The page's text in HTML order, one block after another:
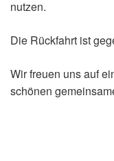
nutzen.
Die Rückfahrt ist
Wir freuen uns auf
schönen